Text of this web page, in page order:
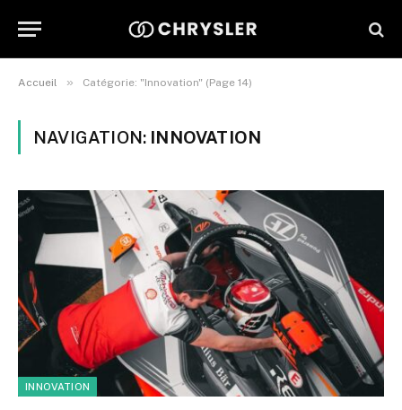
Accueil » Catégorie: "Innovation" (Page 14)
NAVIGATION: INNOVATION
INNOVATION